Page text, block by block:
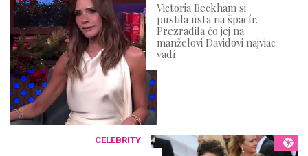
Victoria Beckham si
pustila ústa na špacír.
Prezradila čo jej na
manželovi Davidovi najviac
vadí
CELEBRITY